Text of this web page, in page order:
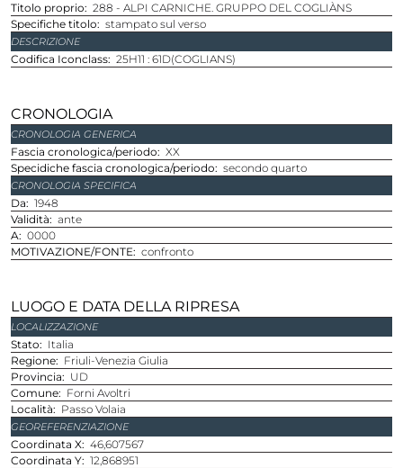
Titolo proprio
288 - ALPI CARNICHE. GRUPPO DEL COGLIÀNS
Specifiche titolo
stampato sul verso
DESCRIZIONE
Codifica Iconclass 25H11 : 61D(COGLIANS)
CRONOLOGIA
CRONOLOGIA GENERICA
Fascia cronologica/periodo
XX
Specidiche fascia cronologica/periodo
secondo quarto
CRONOLOGIA SPECIFICA
Da
1948
Validità
ante
A
0000
MOTIVAZIONE/FONTE
confronto
LUOGO E DATA DELLA RIPRESA
LOCALIZZAZIONE
Stato
Italia
Regione
Friuli-Venezia Giulia
Provincia
UD
Comune
Forni Avoltri
Località
Passo Volaia
GEOREFERENZIAZIONE
Coordinata X 46,607567
Coordinata Y 12,868951